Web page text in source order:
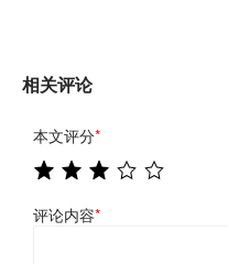
相关评论
本文评分*
评论内容*